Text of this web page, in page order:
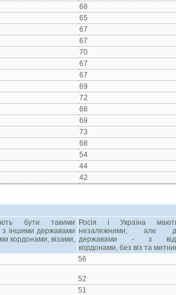
68
65
67
67
70
67
67
69
72
68
69
73
68
54
44
42
бути такими
з іншими державами
кордонами, візами,
Росія і Україна
незалежними, але
державами - з
кордонами, без віз та
56
52
51